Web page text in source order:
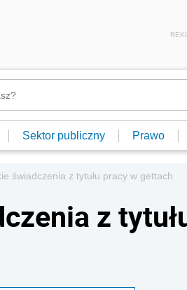
Sektor publiczny Prawo
świadczenia z tytułu pracy w gettach
z